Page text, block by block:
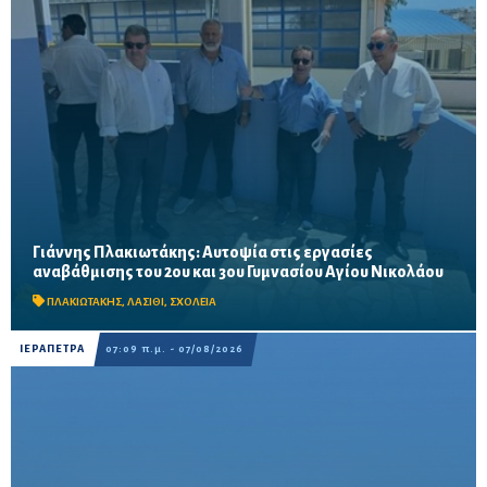
Γιάννης Πλακιωτάκης: Αυτοψία στις εργασίες
αναβάθμισης του 2ου και 3ου Γυμνασίου Αγίου Νικολάου
ΠΛΑΚΙΩΤΑΚΗΣ, ΛΑΣΙΘΙ, ΣΧΟΛΕΙΑ
Οι παρεμβάσεις του προγράμματος «Μαριέττα Γιαννάκου»
αναμένεται να ολοκληρωθούν πριν από τη νέα σχολική χρονιά –
Προβλέπονται ανακαινίσεις αιθουσών, αύλειων και...
ΙΕΡΑΠΕΤΡΑ 07:09 π.μ. - 07/08/2026